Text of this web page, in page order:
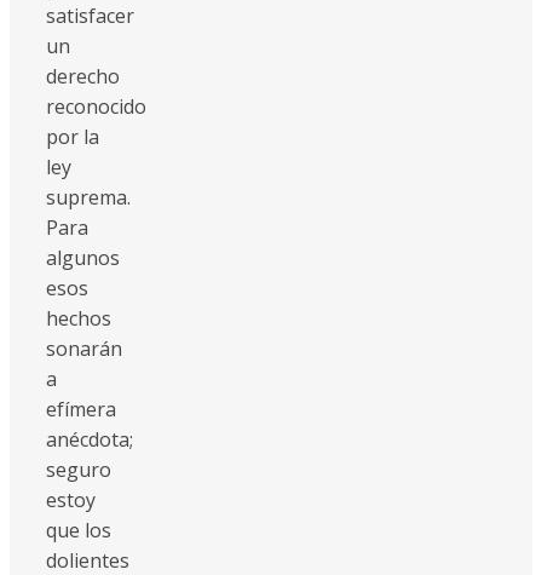
satisfacer
un
derecho
reconocido
por la
ley
suprema.
Para
algunos
esos
hechos
sonarán
a
efímera
anécdota;
seguro
estoy
que los
dolientes